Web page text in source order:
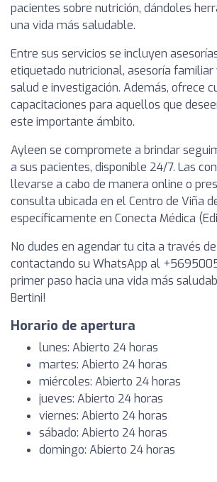
pacientes sobre nutrición, dándoles
una vida más saludable.
Entre sus servicios se incluyen
etiquetado nutricional, asesoría
salud e investigación. Además, ofrece
capacitaciones para aquellos que
este importante ámbito.
Ayleen se compromete a brindar
a sus pacientes, disponible 24/7. Las
llevarse a cabo de manera online o
consulta ubicada en el Centro de Viña
específicamente en Conecta Médica
No dudes en agendar tu cita a través
contactando su WhatsApp al
primer paso hacia una vida más
Bertini!
Horario de apertura
lunes: Abierto 24 horas
martes: Abierto 24 horas
miércoles: Abierto 24 horas
jueves: Abierto 24 horas
viernes: Abierto 24 horas
sábado: Abierto 24 horas
domingo: Abierto 24 horas